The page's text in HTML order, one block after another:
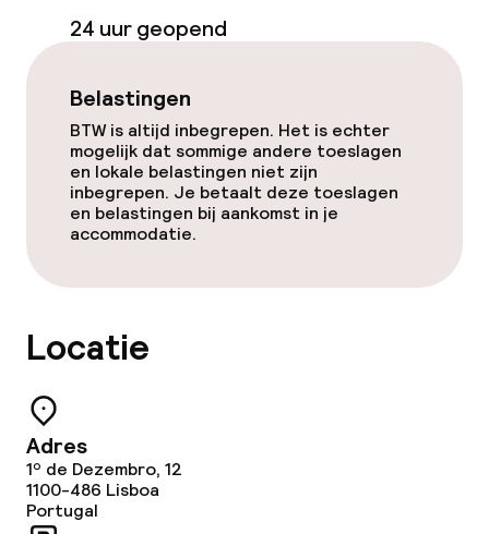
24 uur geopend
Belastingen
BTW is altijd inbegrepen. Het is echter
mogelijk dat sommige andere toeslagen
en lokale belastingen niet zijn
inbegrepen. Je betaalt deze toeslagen
en belastingen bij aankomst in je
accommodatie.
Locatie
Adres
1º de Dezembro, 12
1100-486 Lisboa
Portugal